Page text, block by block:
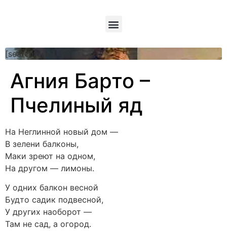
[searchform]
Агния Барто –
Пчелиный яд
На Неглинной новый дом —
В зелени балконы,
Маки зреют на одном,
На другом — лимоны.
У одних балкон весной
Будто садик подвесной,
У других наоборот —
Там не сад, а огород.